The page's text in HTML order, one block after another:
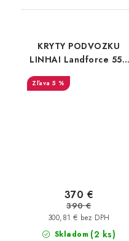
KRYTY PODVOZKU
LINHAI Landforce 550
5 %
Skladom (2 ks)
300,81 € bez DPH
370 €
390 €